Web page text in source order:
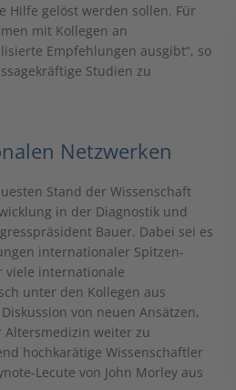
Hilfe gelöst werden sollen. Für
mit Kollegen an
Empfehlungen ausgibt“, so
Studien zu
Netzwerken
Stand der Wissenschaft
in der Diagnostik und
Bauer. Dabei sei es
internationaler Spitzen-
viele internationale
unter den Kollegen aus
von neuen Ansätzen,
weiter zu
hochkarätige Wissenschaftler
Lecute von John Morley aus